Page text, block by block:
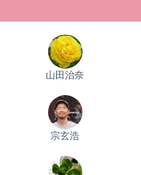
山田治奈
宗玄浩